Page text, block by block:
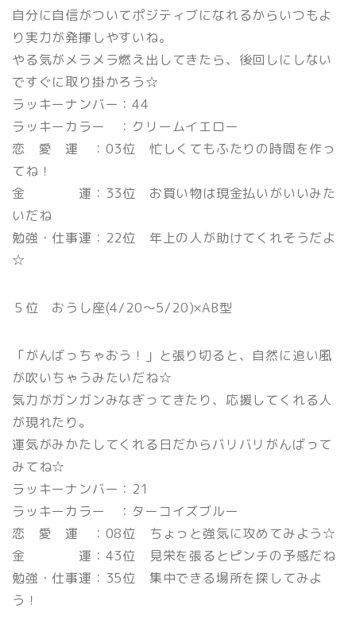
自分に自信がついてポジティブになれるからいつもよ
り実力が発揮しやすいね。
やる気がメラメラ燃え出してきたら、後回しにしない
ですぐに取り掛かろう☆
ラッキーナンバー：44
ラッキーカラー ：クリームイエロー
恋 愛 運 ：03位 忙しくてもふたりの時間を作っ
てね！
金 運：33位 お買い物は現金払いがいいみた
いだね
勉強・仕事運：22位 年上の人が助けてくれそうだよ
☆
５位 おうし座(4/20〜5/20)×AB型
「がんばっちゃおう！」と張り切ると、自然に追い風
が吹いちゃうみたいだね☆
気力がガンガンみなぎってきたり、応援してくれる人
が現れたり。
運気がみかたしてくれる日だからバリバリがんばって
みてね☆
ラッキーナンバー：21
ラッキーカラー ：ターコイズブルー
恋 愛 運 ：08位 ちょっと強気に攻めてみよう☆
金 運：43位 見栄を張るとピンチの予感だね
勉強・仕事運：35位 集中できる場所を探してみよ
う！